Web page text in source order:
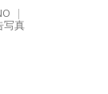
写真